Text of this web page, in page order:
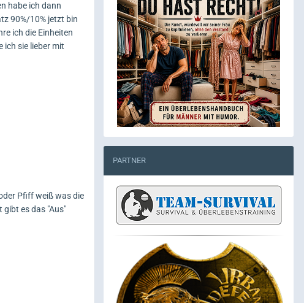
habe ich dann
90%/10% jetzt bin
ich die Einheiten
ich sie lieber mit
Pfiff weiß was die
gibt es das "Aus"
PARTNER